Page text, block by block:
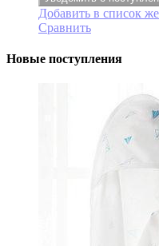
Добавить в список
Сравнить
Новые поступления